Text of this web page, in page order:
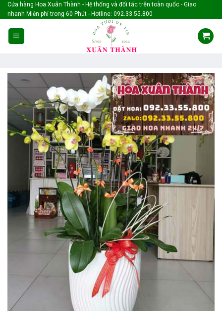
Skip
to
content
Cửa hàng Hoa Xuân Thành - Hệ thống và đối tác trên toàn quốc - Giao
nhanh Miễn phí trong 60 Phút - Hotline: 092.33.55.800